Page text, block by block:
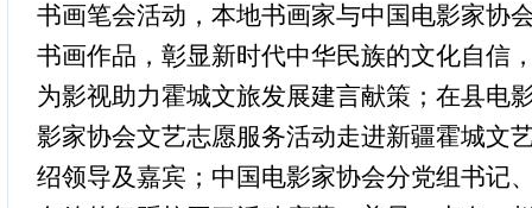
书画笔会活动，本地书画家与中国电影家协
书画作品，彰显新时代中华民族的文化自信
为影视助力霍城文旅发展建言献策；在县电
影家协会文艺志愿服务活动走进新疆霍城文
绍领导及嘉宾 ；中国电影家协会分党组书记